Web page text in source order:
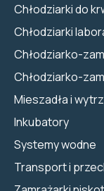
Chłodziarki do
Chłodziarki
Chłodziarko-
Chłodziarko-
Mieszadła i
Inkubatory
Systemy wodne
Transport i